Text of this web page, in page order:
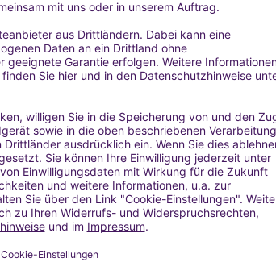
die Resultate. Alginat eignet sich für
es reinigt die Poren). Außerdem kann es auch bei
und die Kollagenbildung anregt.
Kosmetik sehr interessant.
oder Eis verwendet. Wir empfehlen dir, die